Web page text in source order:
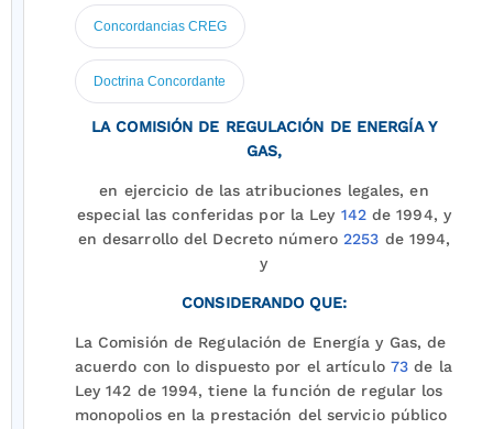
Concordancias CREG
Doctrina Concordante
LA COMISIÓN DE REGULACIÓN DE ENERGÍA Y
GAS,
en ejercicio de las atribuciones legales, en
especial las conferidas por la Ley 142de 1994, y
en desarrollo del Decreto número 2253 de 1994,
y
CONSIDERANDO QUE:
La Comisión de Regulación de Energía y Gas, de
acuerdo con lo dispuesto por el artículo 73 de la
Ley 142 de 1994, tiene la función de regular los
monopolios en la prestación del servicio público